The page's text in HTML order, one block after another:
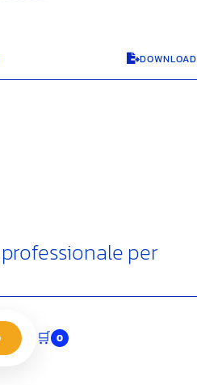
DOWNLOAD
professionale per
🛒 0